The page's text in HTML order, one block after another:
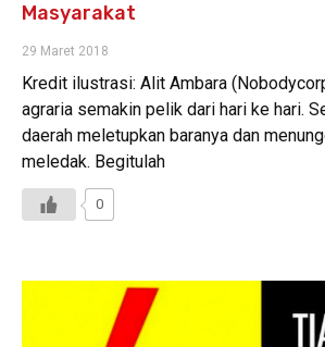
Masyarakat
29 Maret 2018
Kredit ilustrasi: Alit Ambara
agraria semakin pelik dari hari ke hari.
daerah meletupkan baranya dan
meledak. Begitulah
0